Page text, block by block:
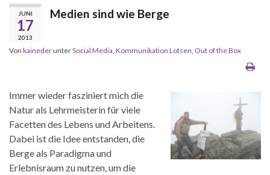
JUNI
17
2013
Medien sind wie Berge
Von kainederunterSocial Media Kommunikation Lotsen Out of the Box
Immer wieder fasziniert mich die
Natur als Lehrmeisterin für viele
Facetten des Lebens und Arbeitens.
Dabei ist die Idee entstanden, die
Berge als Paradigma und
Erlebnisraum zu nutzen, um die